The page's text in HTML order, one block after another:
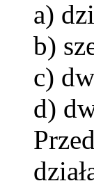
a)
b)
c)
d)